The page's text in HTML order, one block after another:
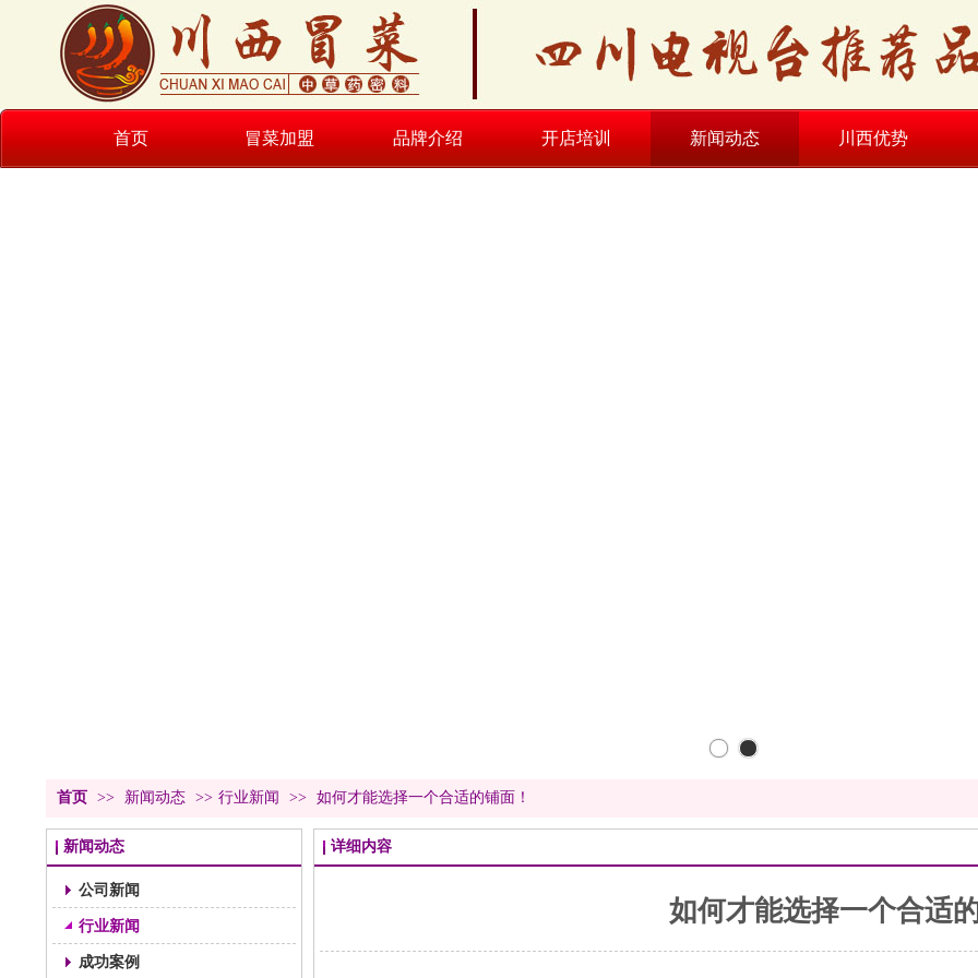
首页 冒菜加盟 品牌介绍 开店培训 新闻动态 川西优势
首页 >> 新闻动态 >> 行业新闻 >> 如何才能选择一个合适的铺面！
新闻动态
公司新闻
行业新闻
成功案例
详细内容
如何才能选择一个合适